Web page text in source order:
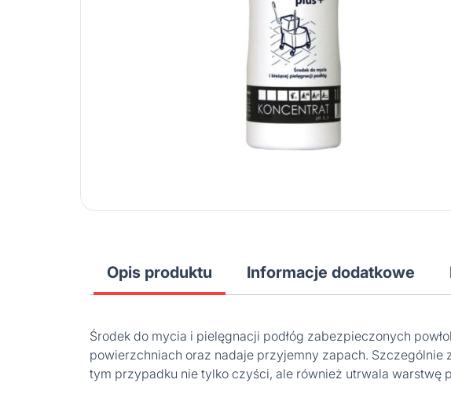
Opis produktu Informacje dodatkowe
Środek do mycia i pielęgnacji podłóg zabezpieczonych
powierzchniach oraz nadaje przyjemny zapach. Szczególnie
tym przypadku nie tylko czyści, ale również utrwala warstwę